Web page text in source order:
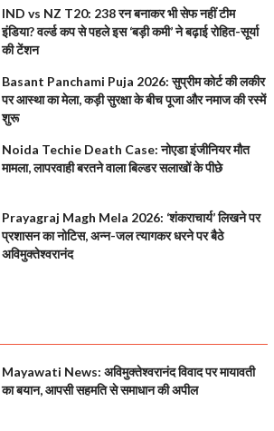
IND vs NZ T20: 238 रन बनाकर भी सेफ नहीं टीम
इंडिया? वर्ल्ड कप से पहले इस ‘बड़ी कमी’ ने बढ़ाई रोहित-सूर्या
की टेंशन
Basant Panchami Puja 2026: सुप्रीम कोर्ट की लकीर
पर आस्था का मेला, कड़ी सुरक्षा के बीच पूजा और नमाज की रस्में
शुरू
Noida Techie Death Case: नोएडा इंजीनियर मौत
मामला, लापरवाही बरतने वाला बिल्डर सलाखों के पीछे
Prayagraj Magh Mela 2026: ‘शंकराचार्य’ लिखने पर
प्रशासन का नोटिस, अन्न-जल त्यागकर धरने पर बैठे
अविमुक्तेश्वरानंद
Mayawati News: अविमुक्तेश्वरानंद विवाद पर मायावती
का बयान, आपसी सहमति से समाधान की अपील